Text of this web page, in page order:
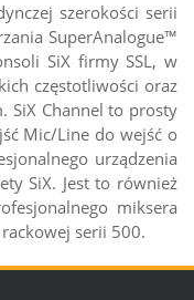
szerokości serii
SuperAnalogue™
SiX firmy SSL, w
częstotliwości oraz
SiX Channel to prosty
Mic/Line do wejść o
urządzenia
SiX. Jest to również
miksera
serii 500.